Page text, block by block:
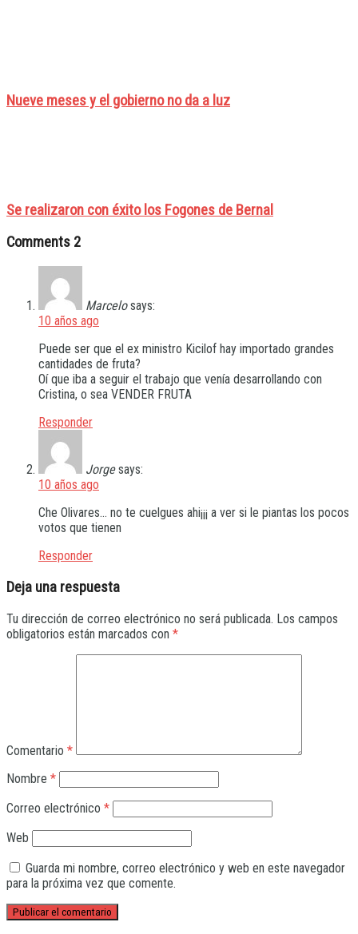
Nueve meses y el gobierno no da a luz
Se realizaron con éxito los Fogones de Bernal
Comments 2
Marcelo says:
10 años ago
Puede ser que el ex ministro Kicilof hay importado grandes
cantidades de fruta?
Oí que iba a seguir el trabajo que venía desarrollando con
Cristina, o sea VENDER FRUTA
Responder
Jorge says:
10 años ago
Che Olivares… no te cuelgues ahi¡¡¡ a ver si le piantas los pocos
votos que tienen
Responder
Deja una respuesta
Tu dirección de correo electrónico no será publicada. Los campos
obligatorios están marcados con *
Comentario *
Nombre *
Correo electrónico *
Web
Guarda mi nombre, correo electrónico y web en este navegador
para la próxima vez que comente.